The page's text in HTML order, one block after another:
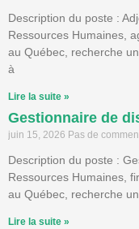
Description du poste :
Ressources Humaines,
au Québec, recherche
à
Lire la suite »
Gestionnaire de
juin 15, 2026 Pas de
Description du poste :
Ressources Humaines,
au Québec, recherche
Lire la suite »